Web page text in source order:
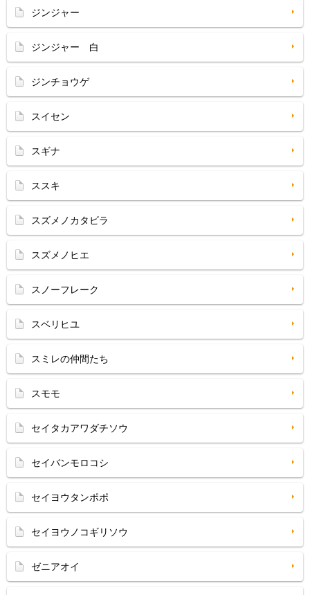
ジンジャー
ジンジャー 白
ジンチョウゲ
スイセン
スギナ
ススキ
スズメノカタビラ
スズメノヒエ
スノーフレーク
スベリヒユ
スミレの仲間たち
スモモ
セイタカアワダチソウ
セイバンモロコシ
セイヨウタンポポ
セイヨウノコギリソウ
ゼニアオイ